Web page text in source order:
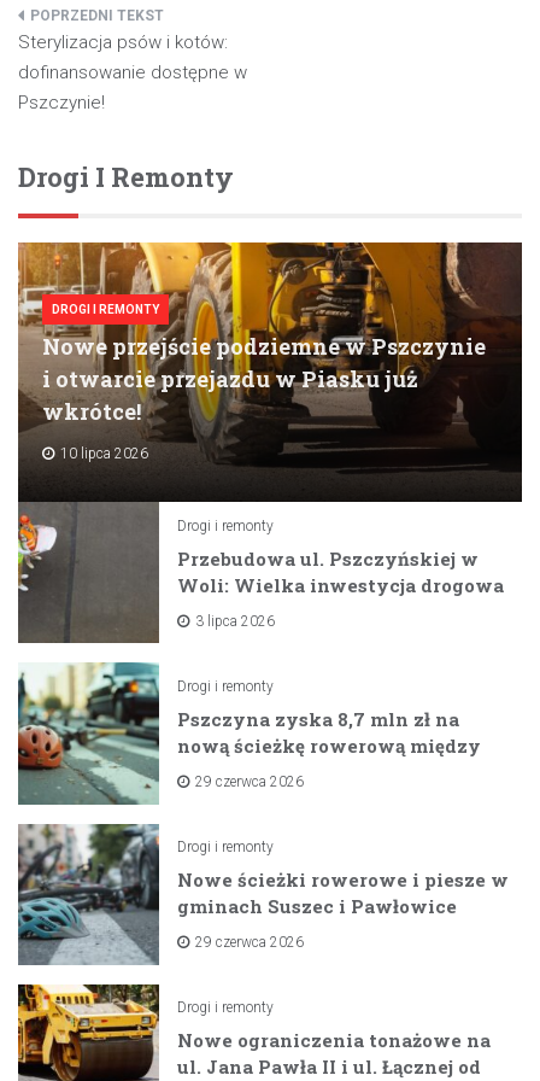
Nawigacja
wpisu
Sterylizacja psów i kotów:
dofinansowanie dostępne w
Pszczynie!
Drogi I Remonty
DROGI I REMONTY
Nowe przejście podziemne w Pszczynie
i otwarcie przejazdu w Piasku już
wkrótce!
10 lipca 2026
Drogi i remonty
Przebudowa ul. Pszczyńskiej w
Woli: Wielka inwestycja drogowa
na horyzoncie
3 lipca 2026
Drogi i remonty
Pszczyna zyska 8,7 mln zł na
nową ścieżkę rowerową między
zaporami
29 czerwca 2026
Drogi i remonty
Nowe ścieżki rowerowe i piesze w
gminach Suszec i Pawłowice
dzięki unijnemu wsparciu
29 czerwca 2026
Drogi i remonty
Nowe ograniczenia tonażowe na
ul. Jana Pawła II i ul. Łącznej od